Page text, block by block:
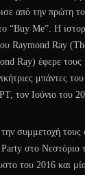
από την πρώτη
“Buy Me”. Η
Raymond Ray
Ray) έφερε τους
μπάντες
τον Ιούνιο του
συμμετοχή τους
στο Νεστόριο
του 2016 και